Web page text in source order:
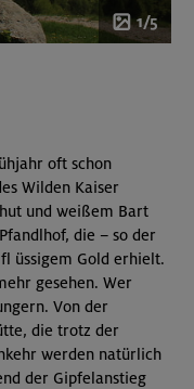
1/5
oft schon
Wilden Kaiser
und weißem Bart
die – so der
üssigem Gold erhielt.
gesehen. Wer
Von der
die trotz der
werden natürlich
der Gipfelanstieg